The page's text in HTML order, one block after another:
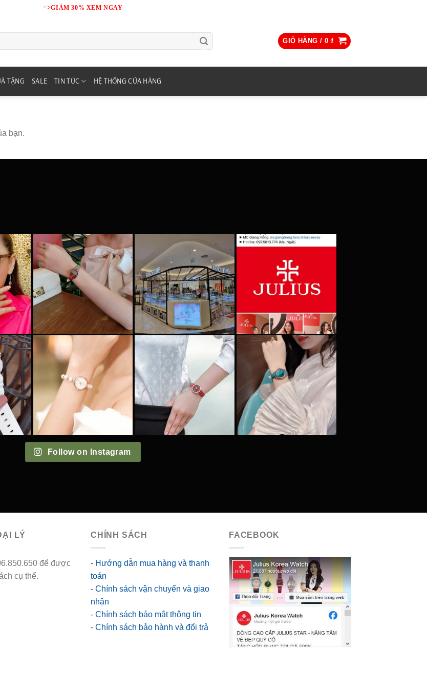
=>GIẢM 30% XEM NGAY
GIỎ HÀNG / 0₫
TẶNG SALE TIN TỨC HỆ THỐNG CỬA HÀNG
bạn.
Follow on Instagram
LÝ
để được
cụ thể.
CHÍNH SÁCH
- Hướng dẫn mua hàng và thanh
toán
- Chính sách vận chuyển và giao
nhận
- Chính sách bảo mật thông tin
- Chính sách bảo hành và đổi trả
FACEBOOK